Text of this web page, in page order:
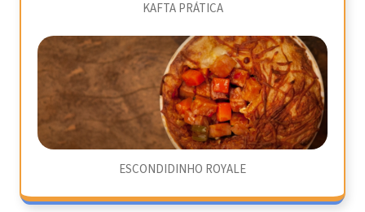
KAFTA PRÁTICA
ESCONDIDINHO ROYALE